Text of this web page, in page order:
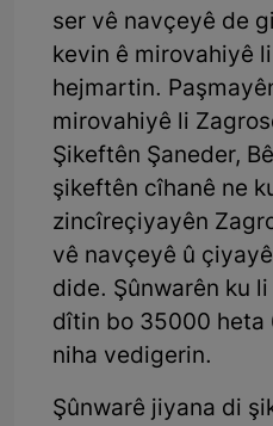
ser vê navçeyê de
kevin ê mirovahiyê
hejmartin.
mirovahiyê li
Şikeftên Şaneder,
şikeftên cîhanê ne
zincîreçiyayên
vê navçeyê û
dide. Şûnwarên ku
dîtin bo 35000
niha vedigerin.
Şûnwarê jiyana di